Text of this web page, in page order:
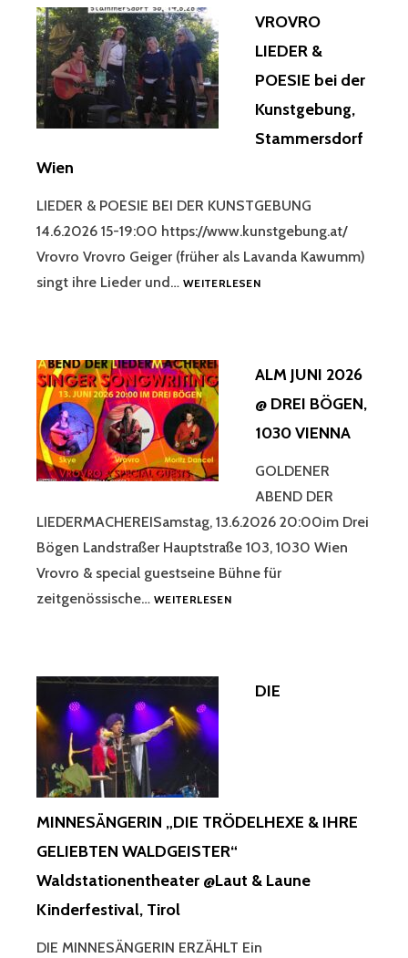
CONCERTO
VROVRO
LIEDER &
POESIE bei der
Kunstgebung,
Stammersdorf
Wien
LIEDER & POESIE BEI DER KUNSTGEBUNG
14.6.2026 15-19:00 https://www.kunstgebung.at/
Vrovro Vrovro Geiger (früher als Lavanda Kawumm)
singt ihre Lieder und… WEITERLESENVROVRO
DER
KUNSTGEBUNG,
STAMMERSDORF
WIEN
ALM JUNI 2026
@ DREI BÖGEN,
1030 VIENNA
GOLDENER
ABEND DER
LIEDERMACHEREISamstag, 13.6.2026 20:00im Drei
Bögen Landstraßer Hauptstraße 103, 1030 Wien
Vrovro & special guestseine Bühne für
zeitgenössische… WEITERLESENALM
BÖGEN,DIE
MINNESÄNGERIN „DIE TRÖDELHEXE & IHRE
GELIEBTEN WALDGEISTER“
Waldstationentheater @Laut & Laune
Kinderfestival, Tirol
DIE MINNESÄNGERIN ERZÄHLT Ein